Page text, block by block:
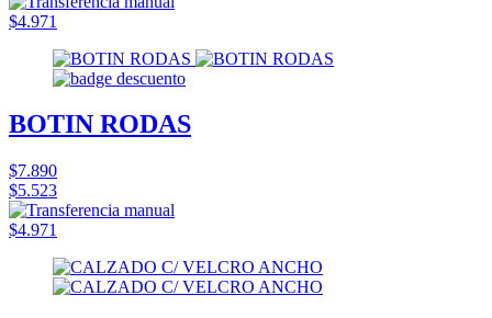
$4.971
BOTIN RODAS
$7.890
$5.523
$4.971